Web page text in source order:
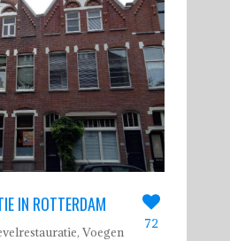
GEVELRENOVATIE
GEVELRESTAURATIE
IMPREGNEREN
METSELWERK
SCHEURHERSTEL
VOEGEN
IN ROTTERDAM
Voegen
72